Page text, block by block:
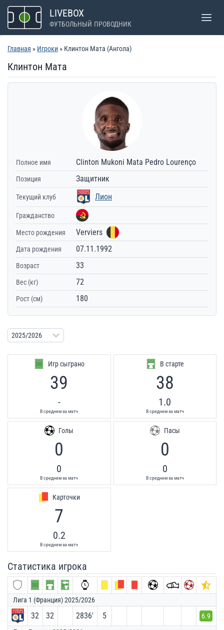
Перейти
содержимому
LIVEBOX
ФУТБОЛЬНЫЙ ПРОВОДНИК
Главная » Игроки » Клинтон Мата (Ангола)
Клинтон Мата
Полное имя Clinton Mukoni Mata Pedro Lourenço
Позиция Защитник
Текущий клуб Лион
Гражданство
Место рождения Verviers
Дата рождения 07.11.1992
Возраст 33
Вес (кг) 72
Рост (см) 180
Игр сыграно
39
-
В среднем за матч
В старте
38
1.0
В среднем за матч
Голы
0
0
В среднем за матч
Пасы
0
0
В среднем за матч
Карточки
7
0.2
В среднем за матч
Статистика игрока
Лига 1 (Франция) 2025/2026
32 32 2836′ 5
6.9